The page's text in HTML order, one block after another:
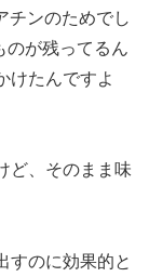
チンのためでし
が残ってるん
けたんですよ
ど、そのまま味
すのに効果的と